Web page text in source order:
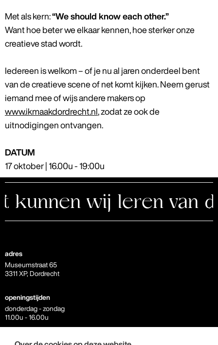
Met als kern:“We should know each other.”
Want hoe beter we elkaar kennen, hoe sterker onze
creatieve stad wordt.
Iedereen is welkom – of je nu al jaren onderdeel bent
van de creatieve scene of net komt kijken. Neem gerust
iemand mee of wijs andere makers op
www.ikmaakdordrecht.nl , zodat ze ook de
uitnodigingen ontvangen.
DATUM
17 oktober | 16.00u - 19:00u
wij leren van de
adres
Museumstraat 65
3311 XP, Dordrecht
openingstijden
donderdag - zondag
11.00u - 16.00u
contact